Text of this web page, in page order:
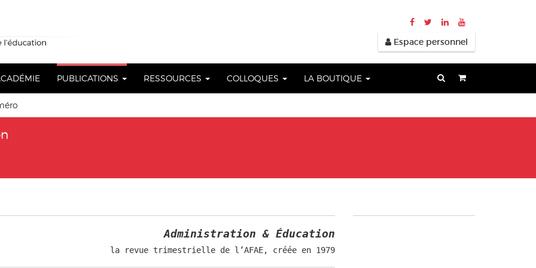
Espace personnel
PUBLICATIONS RESSOURCES COLLOQUES LA BOUTIQUE
Administration & Éducation
la revue trimestrielle de l’AFAE, créée en 1979